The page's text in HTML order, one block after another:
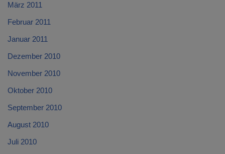
März 2011
Februar 2011
Januar 2011
Dezember 2010
November 2010
Oktober 2010
September 2010
August 2010
Juli 2010